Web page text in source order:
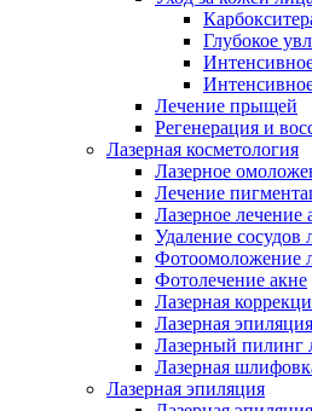
Глубокое
Лечение прыщей
Регенерация и
Лазерная косметология
Лазерное
Лечение
Лазерное лечение
Удаление сосудов
Фотоомоложение
Фотолечение акне
Лазерная
Лазерная
Лазерный пилинг
Лазерная
Лазерная эпиляция